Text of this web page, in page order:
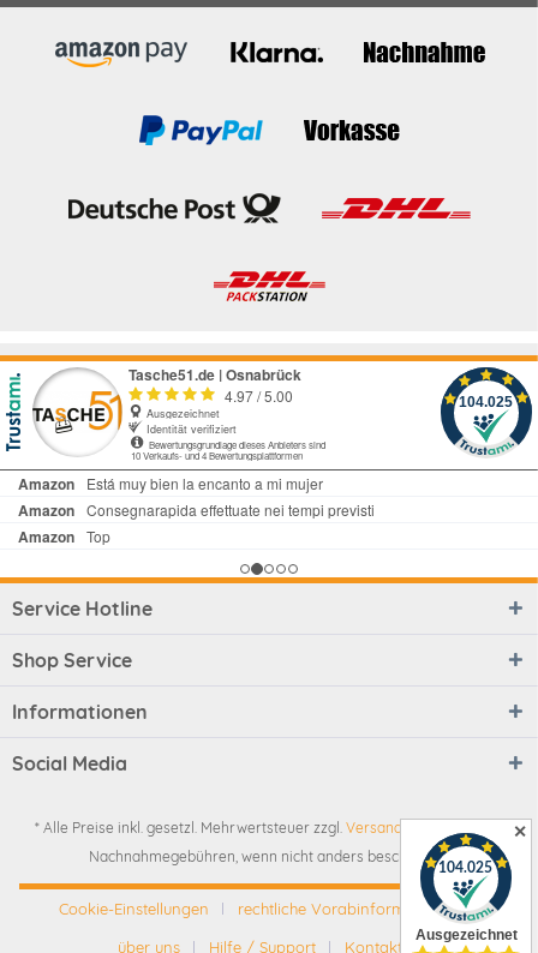
✕
Service Hotline
Shop Service
Informationen
Social Media
* Alle Preise inkl. gesetzl. Mehrwertsteuer zzgl. Versandkosten
Nachnahmegebühren, wenn nicht anders beschrieben
Cookie-Einstellungen
rechtliche Vorabinformationen
über uns
Hilfe / Support Kontakt